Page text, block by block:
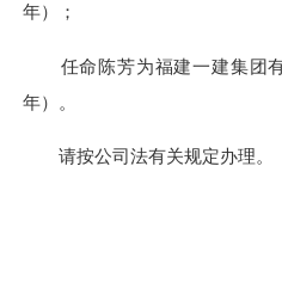
年）；
任命陈芳为福建一建集团有
年）。
请按公司法有关规定办理。